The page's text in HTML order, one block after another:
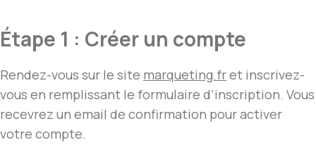
Étape 1 : Créer un compte
Rendez-vous sur le site marqueting.fret inscrivez-
vous en remplissant le formulaire d’inscription. Vous
recevrez un email de confirmation pour activer
votre compte.